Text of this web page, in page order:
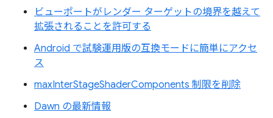
ビューポートがレンダー ターゲットの境界を越えて
拡張されることを許可する
Android で試験運用版の互換モードに簡単にアクセ
ス
maxInterStageShaderComponents 制限を削除
Dawn の最新情報